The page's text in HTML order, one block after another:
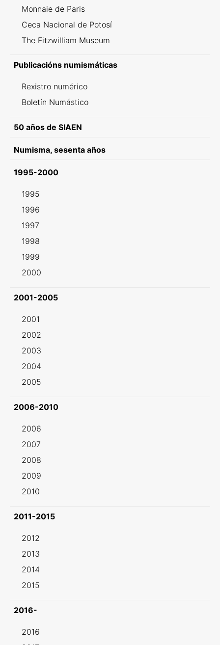
Monnaie de Paris
Ceca Nacional de Potosí
The Fitzwilliam Museum
Publicacións numismáticas
Rexistro numérico
Boletín Numástico
50 años de SIAEN
Numisma, sesenta años
1995-2000
1995
1996
1997
1998
1999
2000
2001-2005
2001
2002
2003
2004
2005
2006-2010
2006
2007
2008
2009
2010
2011-2015
2012
2013
2014
2015
2016-
2016